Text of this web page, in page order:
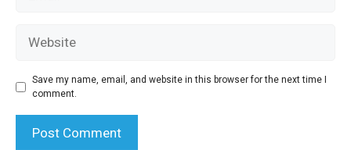
Save my name, email, and website in this browser for the next time I
comment.